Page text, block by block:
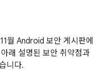
월 Android 보안 게시판에
래 설명된 보안 취약점과
니다.